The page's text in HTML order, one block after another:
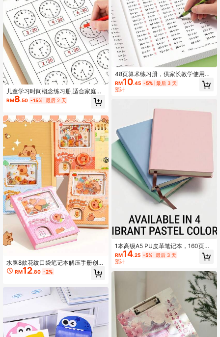
儿童学习时间概念练习册,适合家庭教
育和幼儿园活动,包括阅读和数学练习
表,非常适合课堂教学和返校用品。
RM8.50 -15% 最后 2 天
水豚8款花纹口袋笔记本解压手册创意
笔记本口袋书 水豚熊猫兔子小猫柴犬
便签本 80张彩色内页
RM12.80 -2%
48页算术练习册，供家长教学使用，
乘法和除法练习册，数学练习册，适
合3、4、5年级学生日常练习，练习
册，乘法和除法练习册
RM10.45 -5% 最后 3 天
预计
1本高级A5 PU皮革笔记本，160页加
厚不渗墨纸张，带丝带书签的灵活日
记本，适用于办公室和学校
RM14.25 -5% 最后 3 天
预计